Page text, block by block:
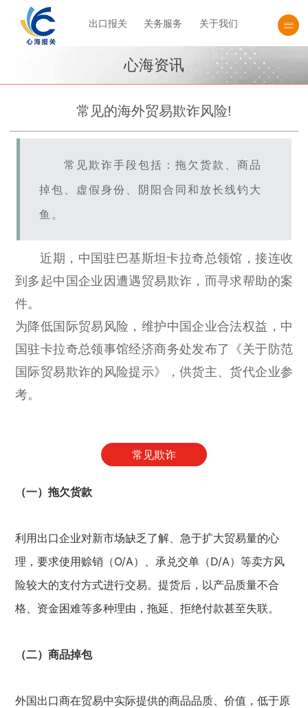
出口报关 关务服务 关于我们
心海资讯
常见的海外贸易欺诈风险!
常见欺诈手段包括：拖欠货款、商品
掉包、虚假身份、阴阳合同和放长线钓大
鱼。
近期，中国驻巴基斯坦卡拉奇总领馆，接连收
到多起中国企业因遭遇贸易欺诈，而寻求帮助的案
件。
为降低国际贸易风险，维护中国企业合法权益，中
国驻卡拉奇总领事馆经济商务处发布了《关于防范
国际贸易欺诈的风险提示》，供货主、货代企业参
考。
常见欺诈
（一）拖欠货款
利用出口企业对新市场缺乏了解、急于扩大贸易量的心
理，要求使用赊销（O/A）、承兑交单（D/A）等卖方风
险较大的支付方式进行交易。提货后，以产品质量不合
格、资金困难等多种理由，拖延、拒绝付款甚至失联。
（二）商品掉包
外国出口商在贸易中实际提供的商品品质、价值，低于原